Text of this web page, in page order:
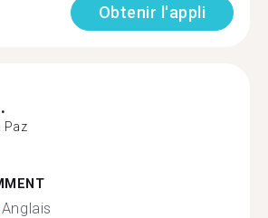
Obtenir l'appli
Paz
Anglais